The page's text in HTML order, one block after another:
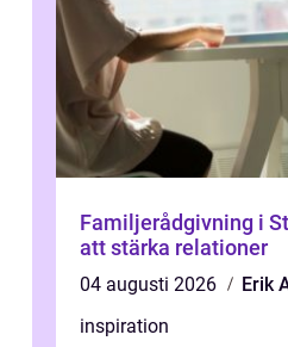
Familjerådgivning i
att stärka relationer
04 augusti 2026
Erik
inspiration